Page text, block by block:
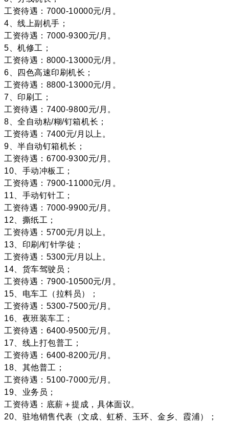
工资待遇：7000-10000元/月。
4、线上副机手；
工资待遇：7000-9300元/月。
5、机修工；
工资待遇：8000-13000元/月。
6、四色高速印刷机长；
工资待遇：8800-13000元/月。
7、印刷工；
工资待遇：7400-9800元/月。
8、全自动粘/糊/钉箱机长；
工资待遇：7400元/月以上。
9、半自动钉箱机长；
工资待遇：6700-9300元/月。
10、手动冲板工；
工资待遇：7900-11000元/月。
11、手动钉针工；
工资待遇：7000-9900元/月。
12、撕纸工；
工资待遇：5700元/月以上。
13、印刷/钉针学徒；
工资待遇：5300元/月以上。
14、货车驾驶员；
工资待遇：7900-10500元/月。
15、电车工（拉料员）；
工资待遇：5300-7500元/月。
16、夜班装车工；
工资待遇：6400-9500元/月。
17、线上打包普工；
工资待遇：6400-8200元/月。
18、其他普工；
工资待遇：5100-7000元/月。
19、业务员；
工资待遇：底薪＋提成，具体面议。
20、驻地销售代表（文成、虹桥、玉环、金乡、霞浦）；